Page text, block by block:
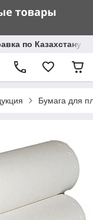
по Казахстану.
Бумага для